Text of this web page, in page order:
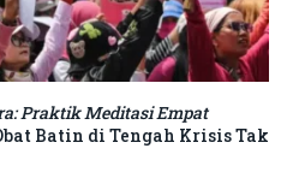
Praktik Meditasi Empat
Batin di Tengah Krisis Tak